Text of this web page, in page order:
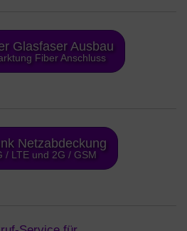
Glasfaser Ausbau
Fiber Anschluss
Netzabdeckung
/ LTE und 2G / GSM